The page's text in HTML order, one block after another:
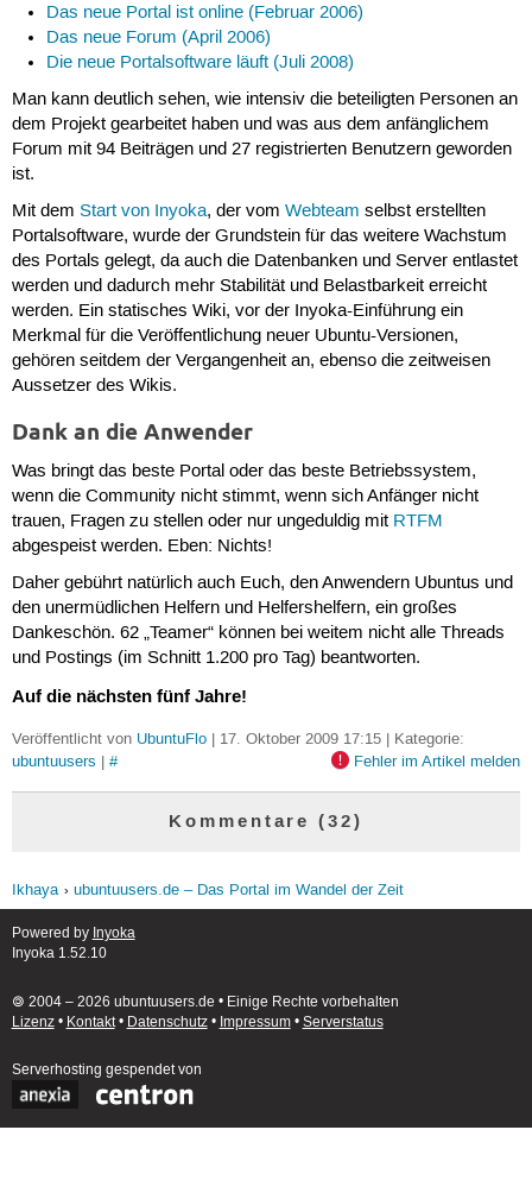
Das neue Portal ist online (Februar 2006)
Das neue Forum (April 2006)
Die neue Portalsoftware läuft (Juli 2008)
Man kann deutlich sehen, wie intensiv die beteiligten Personen an
dem Projekt gearbeitet haben und was aus dem anfänglichem
Forum mit 94 Beiträgen und 27 registrierten Benutzern geworden
ist.
Mit dem Start von Inyoka, der vom Webteam selbst erstellten
Portalsoftware, wurde der Grundstein für das weitere Wachstum
des Portals gelegt, da auch die Datenbanken und Server entlastet
werden und dadurch mehr Stabilität und Belastbarkeit erreicht
werden. Ein statisches Wiki, vor der Inyoka-Einführung ein
Merkmal für die Veröffentlichung neuer Ubuntu-Versionen,
gehören seitdem der Vergangenheit an, ebenso die zeitweisen
Aussetzer des Wikis.
Dank an die Anwender
Was bringt das beste Portal oder das beste Betriebssystem,
wenn die Community nicht stimmt, wenn sich Anfänger nicht
trauen, Fragen zu stellen oder nur ungeduldig mit RTFM
abgespeist werden. Eben: Nichts!
Daher gebührt natürlich auch Euch, den Anwendern Ubuntus und
den unermüdlichen Helfern und Helfershelfern, ein großes
Dankeschön. 62 „Teamer“ können bei weitem nicht alle Threads
und Postings (im Schnitt 1.200 pro Tag) beantworten.
Auf die nächsten fünf Jahre!
Veröffentlicht von UbuntuFlo| 17. Oktober 2009 17:15 | Kategorie:
ubuntuusers | # Fehler im Artikel melden
Kommentare (32)
Ikhaya ubuntuusers.de – Das Portal im Wandel der Zeit
Powered by Inyoka
Inyoka 1.52.10
🄯 2004 – 2026 ubuntuusers.de • Einige Rechte vorbehalten
Lizenz• Kontakt• Datenschutz• Impressum• Serverstatus
Serverhosting gespendet von